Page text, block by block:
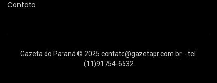
Contato
Gazeta do Paraná © 2025 contato@gazetapr.com.br. - tel.
(11)91754-6532